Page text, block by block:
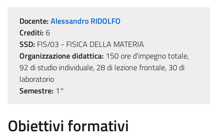
Docente: Alessandro RIDOLFO
Crediti: 6
SSD: FIS/03 - FISICA DELLA MATERIA
Organizzazione didattica: 150 ore d'impegno totale,
92 di studio individuale, 28 di lezione frontale, 30 di
laboratorio
Semestre: 1°
Obiettivi formativi